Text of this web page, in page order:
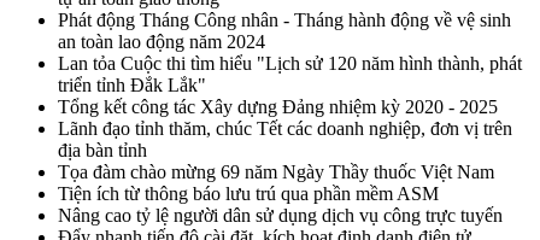
Phát động Tháng Công nhân - Tháng hành động về vệ sinh
an toàn lao động năm 2024
Lan tỏa Cuộc thi tìm hiểu "Lịch sử 120 năm hình thành, phát
triển tỉnh Đắk Lắk"
Tổng kết công tác Xây dựng Đảng nhiệm kỳ 2020 - 2025
Lãnh đạo tỉnh thăm, chúc Tết các doanh nghiệp, đơn vị trên
địa bàn tỉnh
Tọa đàm chào mừng 69 năm Ngày Thầy thuốc Việt Nam
Tiện ích từ thông báo lưu trú qua phần mềm ASM
Nâng cao tỷ lệ người dân sử dụng dịch vụ công trực tuyến